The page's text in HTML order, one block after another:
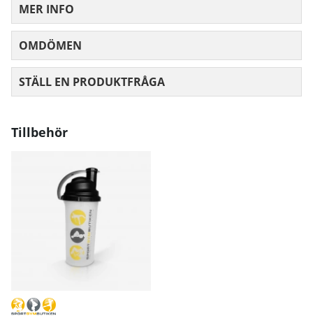
MER INFO
OMDÖMEN
STÄLL EN PRODUKTFRÅGA
Tillbehör